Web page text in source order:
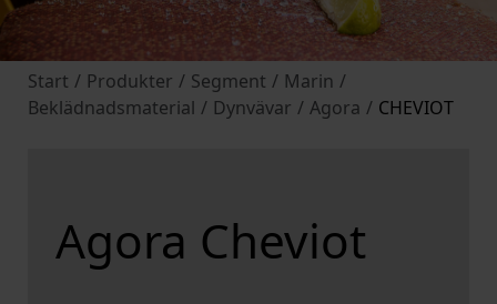
Start / Produkter / Segment / Marin /
Beklädnadsmaterial / Dynvävar / Agora / CHEVIOT
Agora Cheviot